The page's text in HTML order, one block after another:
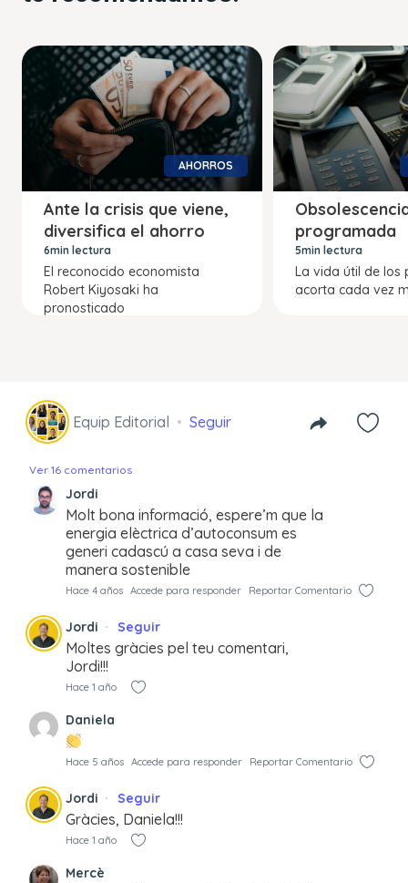
AHORROS
Ante la crisis que viene,
diversifica el ahorro
6min lectura
El reconocido economista
Robert Kiyosaki ha
pronosticado
programada
5min lectura
La vida útil de los
acorta cada vez
Equip Editorial Seguir
Ver 16 comentarios
Jordi
Molt bona informació, espere’m que la
energia elèctrica d’autoconsum es
generi cadascú a casa seva i de
manera sostenible
Hace 4 años Accede para responder Reportar Comentario
Jordi Seguir
Moltes gràcies pel teu comentari,
Jordi!!!
Hace 1 año
Daniela
Hace 5 años Accede para responder Reportar Comentario
Jordi Seguir
Gràcies, Daniela!!!
Hace 1 año
Mercè